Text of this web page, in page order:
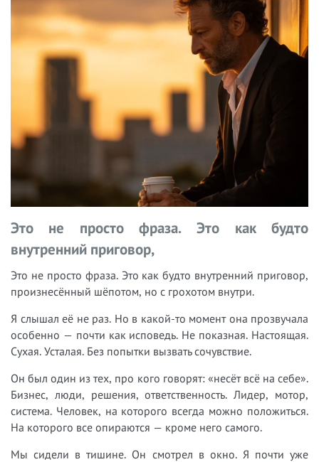
Вебинары и семинары
Прямые эфиры
Это не просто фраза. Это как будто
внутренний приговор,
Это не просто фраза. Это как будто внутренний приговор,
произнесённый шёпотом, но с грохотом внутри.
Я слышал её не раз. Но в какой-то момент она прозвучала
особенно — почти как исповедь. Не показная. Настоящая.
Сухая. Усталая. Без попытки вызвать сочувствие.
Он был один из тех, про кого говорят: «несёт всё на себе».
Бизнес, люди, решения, ответственность. Лидер, мотор,
система. Человек, на которого всегда можно положиться.
На которого все опираются — кроме него самого.
Мы сидели в тишине. Он смотрел в окно. Я почти уже